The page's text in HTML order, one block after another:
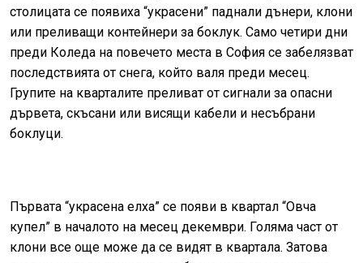
столицата се появиха “украсени” паднали дънери, клони
или преливащи контейнери за боклук. Само четири дни
преди Коледа на повечето места в София се забелязват
последствията от снега, който валя преди месец.
Групите на кварталите преливат от сигнали за опасни
дървета, скъсани или висящи кабели и несъбрани
боклуци.
Първата “украсена елха” се появи в квартал “Овча
купел” в началото на месец декември. Голяма част от
клони все още може да се видят в квартала. Затова